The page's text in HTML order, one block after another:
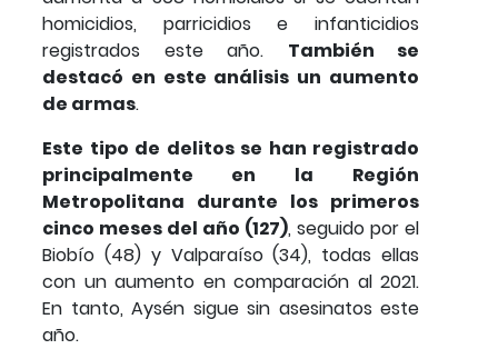
homicidios, parricidios e infanticidios
registrados este año. También se
destacó en este análisis un aumento
de armas.
Este tipo de delitos se han registrado
principalmente en la
Región
Metropolitana durante los primeros
cinco meses del año (127), seguido por el
Biobío (48) y Valparaíso (34), todas ellas
con un aumento en comparación al 2021.
En tanto, Aysén sigue sin asesinatos este
año.